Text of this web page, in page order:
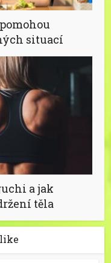
situací
a jak
těla